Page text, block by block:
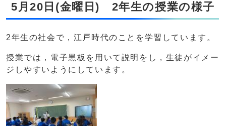
5月20日(金曜日) 2年生の授業の様子
2年生の社会で，江戸時代のことを学習しています。
授業では，電子黒板を用いて説明をし，生徒がイメー
ジしやすいようにしています。